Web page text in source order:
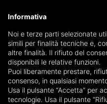
Resoconto mondiali
Lake Keepit, Australia
daAdmin|Feb 23, 2020|
Informativa
Noi e terze parti selezionate
simili per finalità tecniche e,
altre finalità. Il rifiuto del
disponibili le relative funzioni.
Puoi liberamente prestare,
consenso, in qualsiasi
Usa il pulsante “Accetta” per
tecnologie. Usa il pulsante